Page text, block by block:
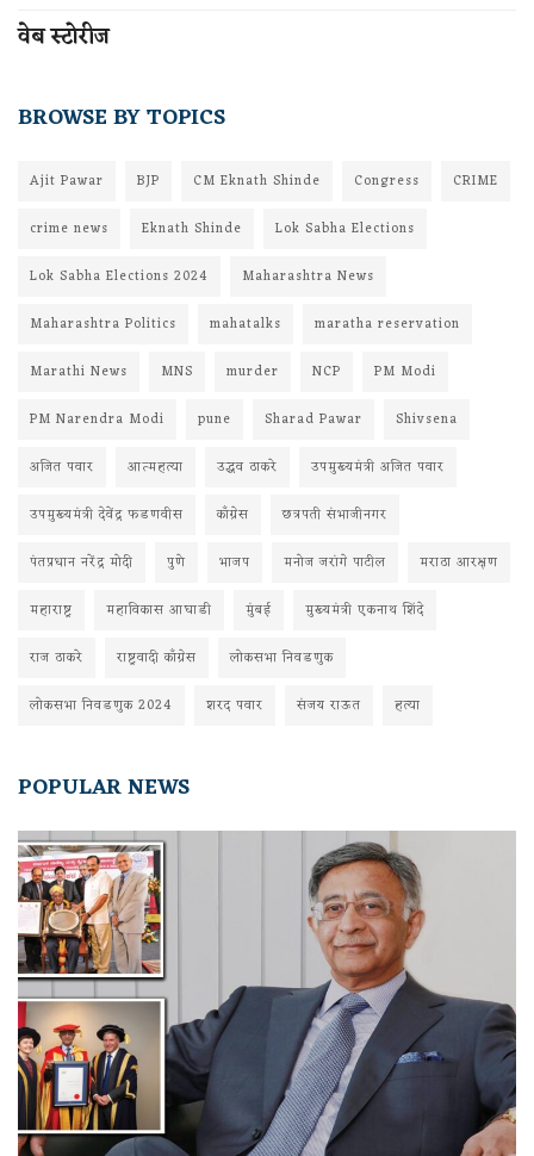
वेब स्टोरीज
BROWSE BY TOPICS
Ajit Pawar BJP CM Eknath Shinde Congress
CRIME
crime news
Eknath Shinde
Lok Sabha Elections
Lok Sabha Elections 2024
Maharashtra News
Maharashtra Politics
mahatalks
maratha reservation
Marathi News
MNS murder NCP
PM Modi
PM Narendra Modi
pune Sharad Pawar
Shivsena
अजित पवार
आत्महत्या उद्धव ठाकरे
उपमुख्यमंत्री अजित पवार
उपमुख्यमंत्री देवेंद्र फडणवीस
काँग्रेस
छत्रपती संभाजीनगर
पंतप्रधान नरेंद्र मोदी
पुणे भाजप मनोज जरांगे पाटील
मराठा आरक्षण
महाराष्ट्र
महाविकास आघाडी मुंबई
मुख्यमंत्री एकनाथ शिंदे
राज ठाकरे
राष्ट्रवादी काँग्रेस
लोकसभा निवडणुक
लोकसभा निवडणुक 2024
शरद पवार संजय राऊत हत्या
POPULAR NEWS